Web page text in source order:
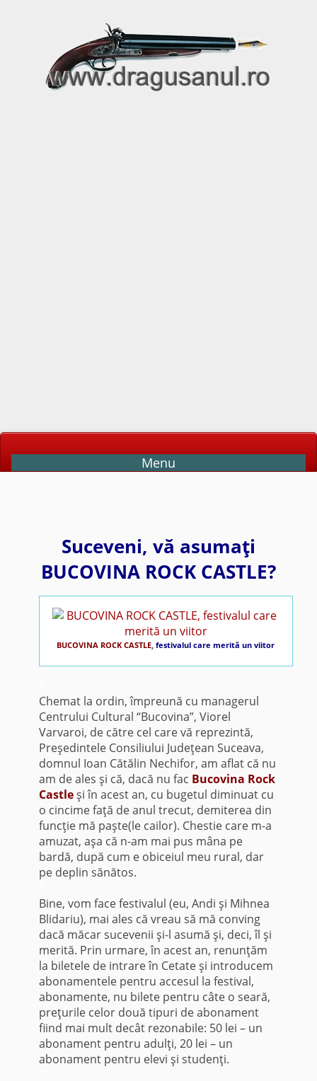
Menu
Suceveni, vă asumaţi
BUCOVINA ROCK CASTLE?
BUCOVINA ROCK CASTLE ,festivalul care merită un viitor
Chemat la ordin, împreună cu managerul
Centrului Cultural “Bucovina”, Viorel
Varvaroi, de către cel care vă reprezintă,
Preşedintele Consiliului Judeţean Suceava,
domnul Ioan Cătălin Nechifor, am aflat că nu
am de ales şi că, dacă nu fac Bucovina Rock
Castleşi în acest an, cu bugetul diminuat cu
o cincime faţă de anul trecut, demiterea din
funcţie mă paşte(le cailor). Chestie care m-a
amuzat, aşa că n-am mai pus mâna pe
bardă, după cum e obiceiul meu rural, dar
pe deplin sănătos.
Bine, vom face festivalul (eu, Andi şi Mihnea
Blidariu), mai ales că vreau să mă conving
dacă măcar sucevenii şi-l asumă şi, deci, îl şi
merită. Prin urmare, în acest an, renunţăm
la biletele de intrare în Cetate şi introducem
abonamentele pentru accesul la festival,
abonamente, nu bilete pentru câte o seară,
preţurile celor două tipuri de abonament
fiind mai mult decât rezonabile: 50 lei – un
abonament pentru adulţi, 20 lei – un
abonament pentru elevi şi studenţi.